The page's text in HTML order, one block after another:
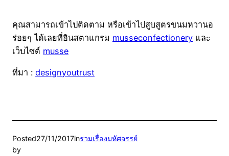
คุณสามารถเข้าไปติดตาม หรือเข้าไปสูบสูตรขนมหวานอ
ร่อยๆ ได้เลยที่อินสตาแกรม musseconfectionery และ
เว็บไซต์ musse
ที่มา : designyoutrust
Posted27/11/2017inรวมเรื่องมหัศจรรย์
by